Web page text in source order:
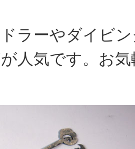
ラーやダイビ
人気です。お気